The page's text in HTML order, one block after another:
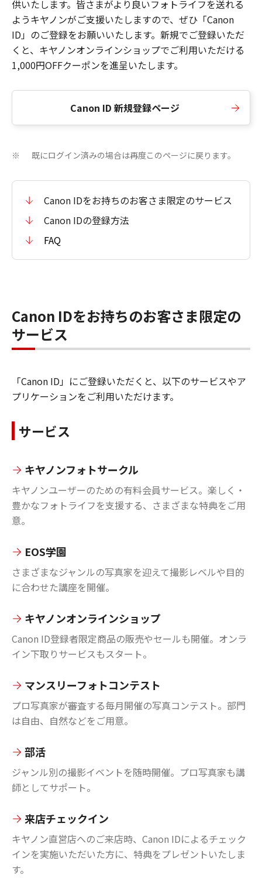
供いたします。皆さまがより良いフォトライフを送れる
ようキヤノンがご支援いたしますので、ぜひ「Canon
ID」のご登録をお願いいたします。新規でご登録いただ
くと、キヤノンオンラインショップでご利用いただける
1,000円OFFクーポンを進呈いたします。
Canon ID 新規登録ページ
※ 既にログイン済みの場合は再度このページに戻ります。
Canon IDをお持ちのお客さま限定のサービス
Canon IDの登録方法
FAQ
Canon IDをお持ちのお客さま限定の
サービス
「Canon ID」にご登録いただくと、以下のサービスやア
プリケーションをご利用いただけます。
サービス
キヤノンフォトサークル
キヤノンユーザーのための有料会員サービス。楽しく・
豊かなフォトライフを支援する、さまざまな特典をご用
意。
EOS学園
さまざまなジャンルの写真家を迎えて撮影レベルや目的
に合わせた講座を開催。
キヤノンオンラインショップ
Canon ID登録者限定商品の販売やセールも開催。オンラ
イン下取りサービスもスタート。
マンスリーフォトコンテスト
プロ写真家が審査する毎月開催の写真コンテスト。部門
は自由、自然などをご用意。
部活
ジャンル別の撮影イベントを随時開催。プロ写真家も講
師としてサポート。
来店チェックイン
キヤノン直営店へのご来店時、Canon IDによるチェック
インを実施いただいた方に、特典をプレゼントいたしま
す。